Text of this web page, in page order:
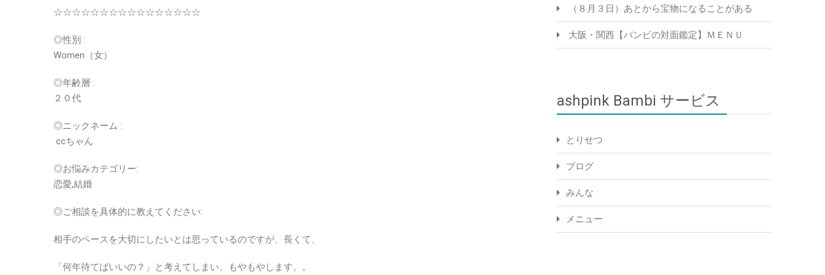
☆☆☆☆☆☆☆☆☆☆☆☆☆☆☆☆
◎性別 :
Women（女）
◎年齢層 :
２０代
◎ニックネーム :
ccちゃん
◎お悩みカテゴリー:
恋愛,結婚
◎ご相談を具体的に教えてください:
相手のペースを大切にしたいとは思っているのですが、長くて、
「何年待てばいいの？」と考えてしまい、もやもやします。。
（８月３日）あとから宝物になることがある
大阪・関西【バンビの対面鑑定】ＭＥＮＵ
ashpink Bambi サービス
とりせつ
ブログ
みんな
メニュー